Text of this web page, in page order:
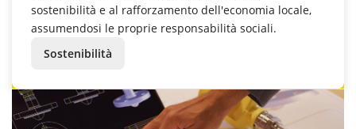
sostenibilità e al rafforzamento dell'economia locale,
assumendosi le proprie responsabilità sociali.
Sostenibilità